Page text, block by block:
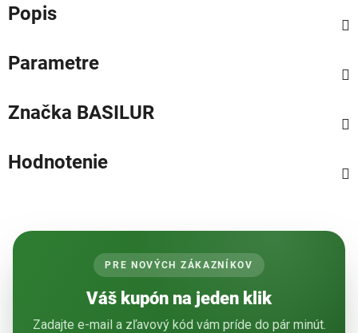
Popis
Parametre
Značka BASILUR
Hodnotenie
PRE NOVÝCH ZÁKAZNÍKOV
Váš kupón na jeden klik
Zadajte e-mail a zľavový kód vám príde do pár minút.